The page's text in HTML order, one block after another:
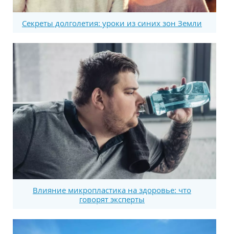
Секреты долголетия: уроки из синих зон Земли
Влияние микропластика на здоровье: что
говорят эксперты